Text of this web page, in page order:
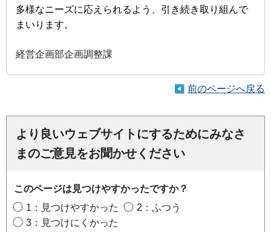
多様なニーズに応えられるよう、引き続き取り組んで
まいり ます。
経営企画部企画調整課
前のページへ戻る
より良いウェブサイトにするためにみなさ
まのご意見をお聞かせください
このページは見つけやすかったですか？
1：見つけやすかった
2：ふつう
3：見つけにくかった